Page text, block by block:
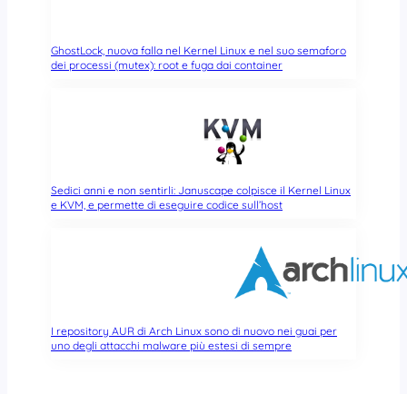
GhostLock, nuova falla nel Kernel Linux e nel suo semaforo
dei processi (mutex): root e fuga dai container
Sedici anni e non sentirli: Januscape colpisce il Kernel Linux
e KVM, e permette di eseguire codice sull’host
I repository AUR di Arch Linux sono di nuovo nei guai per
uno degli attacchi malware più estesi di sempre